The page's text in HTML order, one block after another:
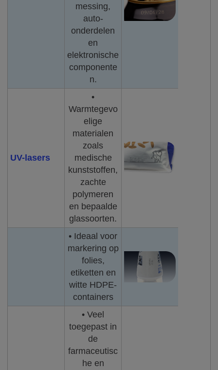
messing,
auto-
onderdelen
en
elektronische
componente
n.
UV-lasers
•
Warmtegevo
elige
materialen
zoals
medische
kunststoffen,
zachte
polymeren
en bepaalde
glassoorten.
• Ideaal voor
markering op
folies,
etiketten en
witte HDPE-
containers
• Veel
toegepast in
de
farmaceutisc
he en